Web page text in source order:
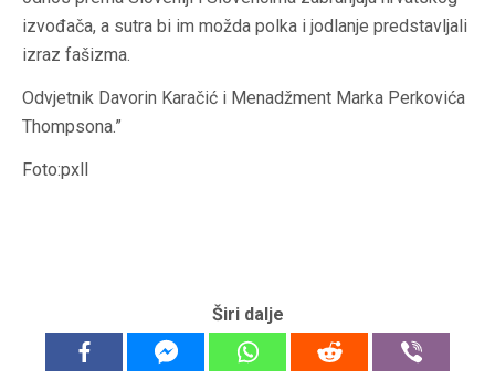
izvođača, a sutra bi im možda polka i jodlanje predstavljali
izraz fašizma.
Odvjetnik Davorin Karačić i Menadžment Marka Perkovića
Thompsona.”
Foto:pxll
Širi dalje